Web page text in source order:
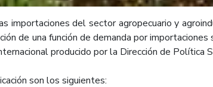
importaciones del sector agropecuario y
de una función de demanda por
producido por la Dirección de
son los siguientes: